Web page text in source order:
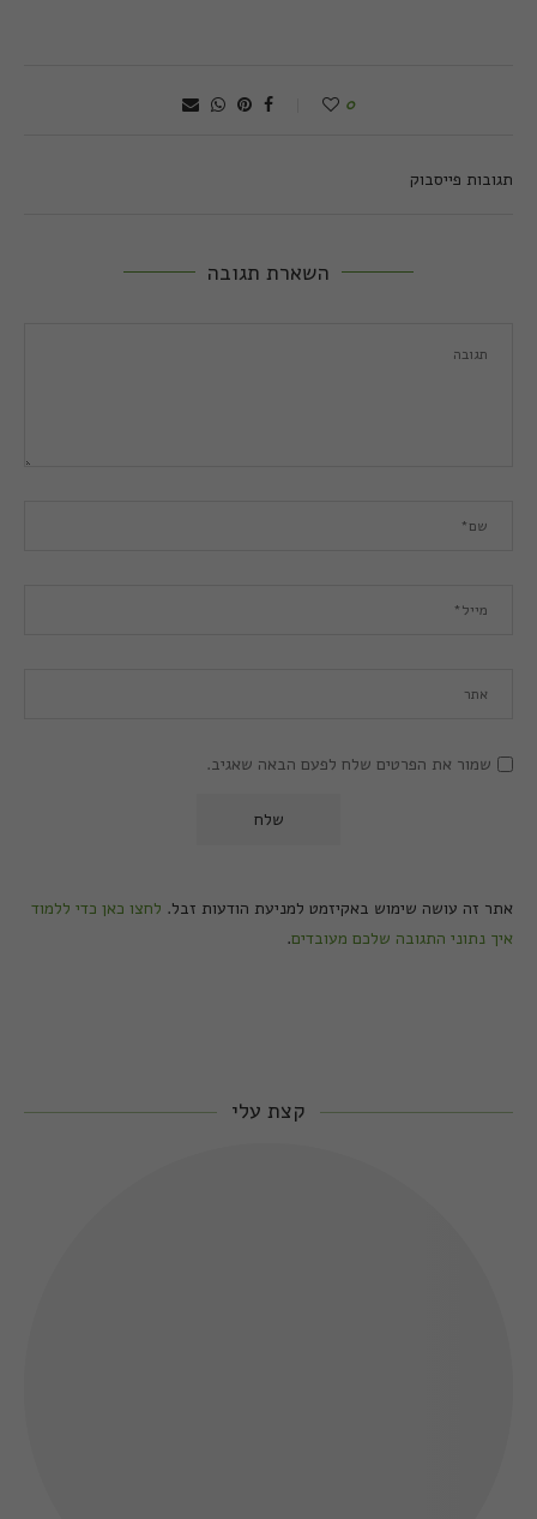
0
תגובות פייסבוק
השארת תגובה
שמור את הפרטים שלח לפעם הבאה שאגיב.
אתר זה עושה שימוש באקיזמט למניעת הודעות זבל. לחצו כאן כדי ללמוד
איך נתוני התגובה שלכם מעובדים.
קצת עלי